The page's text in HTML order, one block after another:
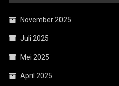
November 2025
Juli 2025
Mei 2025
April 2025